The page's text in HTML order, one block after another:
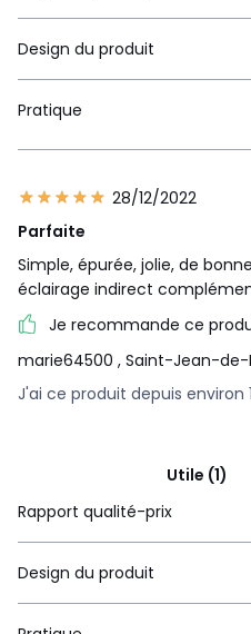
Design du produit
Pratique
28/12/2022
Parfaite
Simple, épurée, jolie, de
éclairage indirect
Je recommande ce
marie64500 , Saint-Jean-de-
J'ai ce produit depuis environ
Utile (1)
Rapport qualité-prix
Design du produit